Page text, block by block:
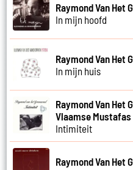
Raymond Van Het
In mijn hoofd
Raymond Van Het
In mijn huis
Raymond Van Het
Vlaamse Mustafas
Intimiteit
Raymond Van Het